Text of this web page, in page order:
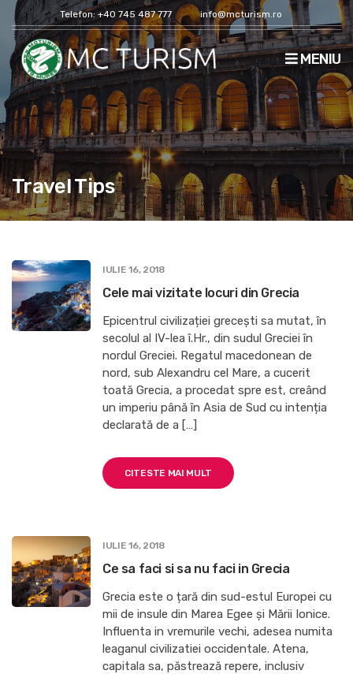
Telefon: +40 745 487 777 info@mcturism.ro
MENIU
Travel Tips
IULIE 16, 2018
Cele mai vizitate locuri din Grecia
Epicentrul civilizației grecești sa mutat, în
secolul al IV-lea î.Hr., din sudul Greciei în
nordul Greciei. Regatul macedonean de
nord, sub Alexandru cel Mare, a cucerit
toată Grecia, a procedat spre est, creând
un imperiu până în Asia de Sud cu intenția
declarată de a […]
CITESTE MAI MULT
IULIE 16, 2018
Ce sa faci si sa nu faci in Grecia
Grecia este o țară din sud-estul Europei cu
mii de insule din Marea Egee și Mării Ionice.
Influenta in vremurile vechi, adesea numita
leaganul civilizatiei occidentale. Atena,
capitala sa, păstrează repere, inclusiv